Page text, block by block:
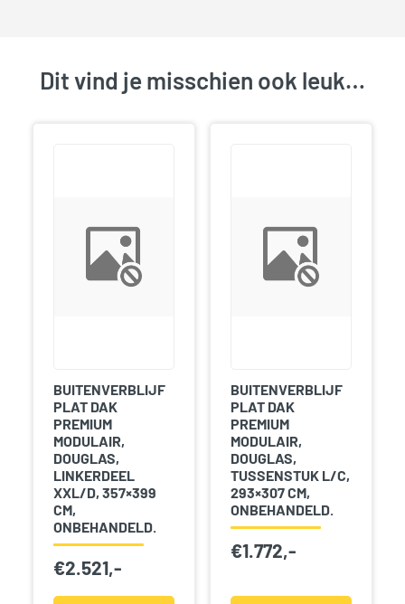
Dit vind je misschien ook leuk…
BUITENVERBLIJF
PLAT DAK
PREMIUM
MODULAIR,
DOUGLAS,
LINKERDEEL
XXL/D, 357×399
CM,
ONBEHANDELD.
€2.521,-
BUITENVERBLIJF
PLAT DAK
PREMIUM
MODULAIR,
DOUGLAS,
TUSSENSTUK L/C,
293×307 CM,
ONBEHANDELD.
€1.772,-